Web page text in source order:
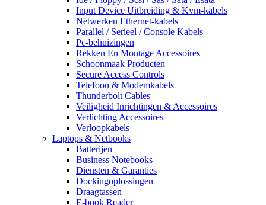
Input Device Uitbreiding & Kvm-kabels
Netwerken Ethernet-kabels
Parallel / Serieel / Console Kabels
Pc-behuizingen
Rekken En Montage Accessoires
Schoonmaak Producten
Secure Access Controls
Telefoon & Modemkabels
Thunderbolt Cables
Veiligheid Inrichtingen & Accessoires
Verlichting Accessoires
Verloopkabels
Laptops & Netbooks
Batterijen
Business Notebooks
Diensten & Garanties
Dockingoplossingen
Draagtassen
E-book Reader